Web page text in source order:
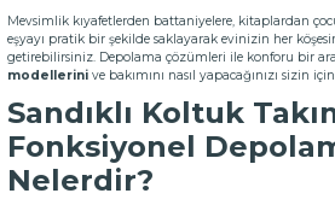
Mevsimlik kıyafetlerden battaniyelere, kitaplardan
eşyayı pratik bir şekilde saklayarak evinizin her
getirebilirsiniz. Depolama çözümleri ile konforu bir
modellerini ve bakımını nasıl yapacağınızı sizin
Sandıklı Koltuk
Fonksiyonel
Nelerdir?